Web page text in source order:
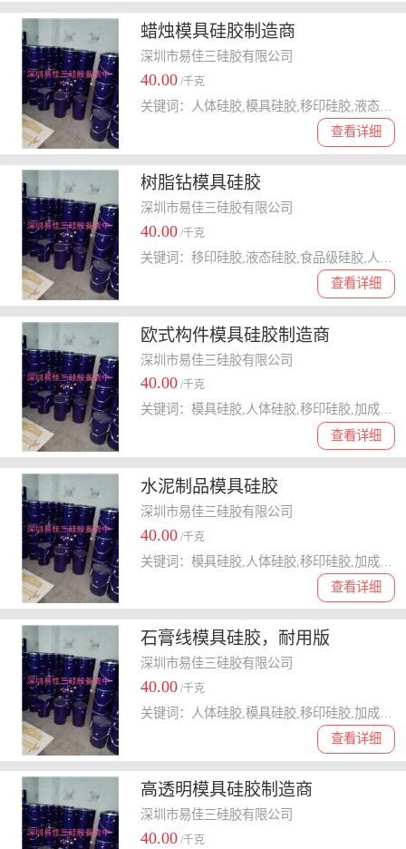
蜡烛模具硅胶制造商
深圳市易佳三硅胶有限公司
40.00 /千克
查看详细
树脂钻模具硅胶
深圳市易佳三硅胶有限公司
40.00 /千克
查看详细
关键词：移印硅胶,液态硅胶,食品级硅胶,人体硅胶,模具硅胶
欧式构件模具硅胶制造商
深圳市易佳三硅胶有限公司
40.00 /千克
查看详细
关键词：模具硅胶,人体硅胶,移印硅胶,加成型硅胶,液态硅胶
水泥制品模具硅胶
深圳市易佳三硅胶有限公司
40.00 /千克
查看详细
石膏线模具硅胶，耐用版
深圳市易佳三硅胶有限公司
40.00 /千克
查看详细
高透明模具硅胶制造商
深圳市易佳三硅胶有限公司
40.00 /千克